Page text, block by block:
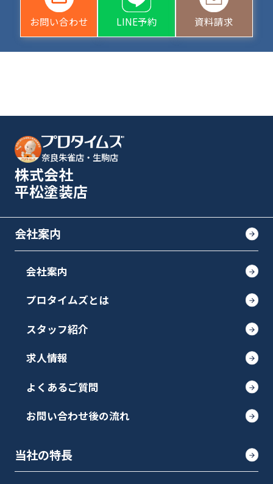
お問い合わせ LINE予約 資料請求
奈良朱雀店・生駒店
株式会社
平松塗装店
会社案内
会社案内
プロタイムズとは
スタッフ紹介
求人情報
よくあるご質問
お問い合わせ後の流れ
当社の特長